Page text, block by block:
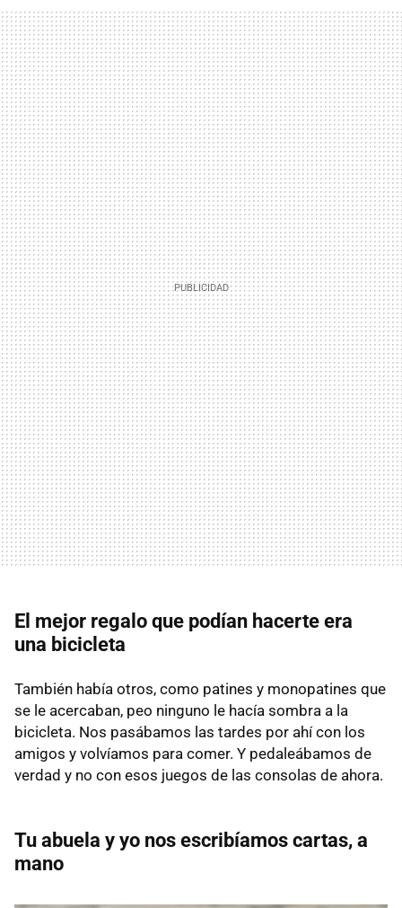
El mejor regalo que podían hacerte era
una bicicleta
También había otros, como patines y monopatines que
se le acercaban, peo ninguno le hacía sombra a la
bicicleta. Nos pasábamos las tardes por ahí con los
amigos y volvíamos para comer. Y pedaleábamos de
verdad y no con esos juegos de las consolas de ahora.
Tu abuela y yo nos escribíamos cartas, a
mano